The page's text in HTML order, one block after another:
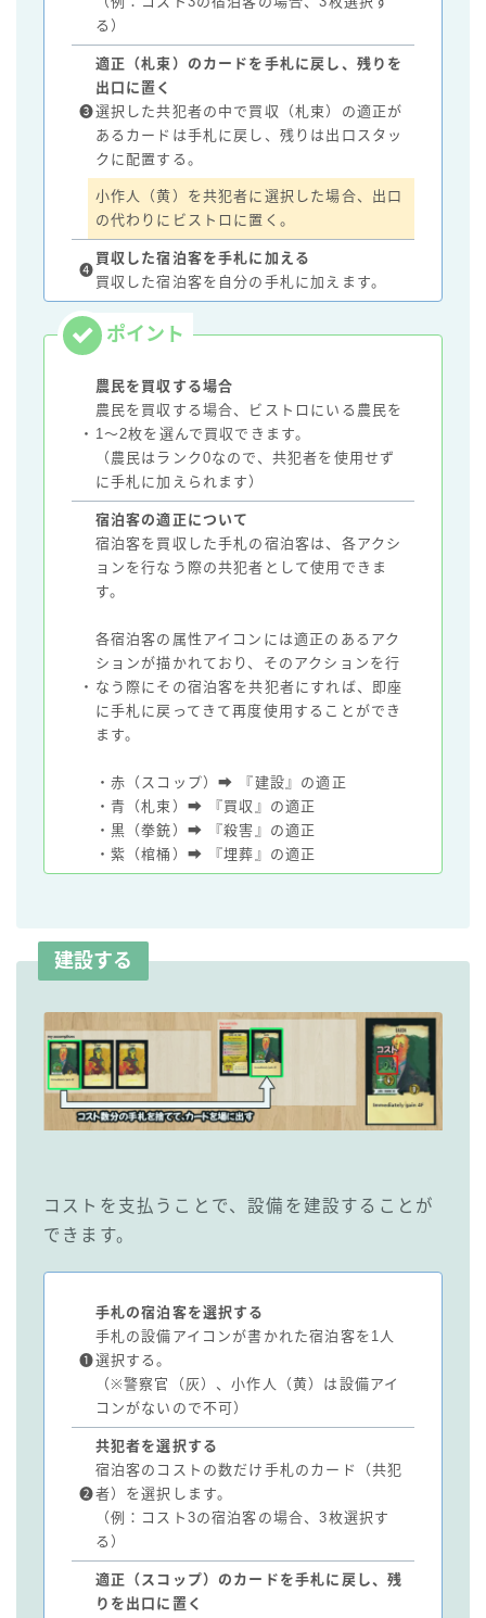
る）
❸
適正（札束）のカードを手札に戻し、残りを
出口に置く
選択した共犯者の中で買収（札束）の適正が
あるカードは手札に戻し、残りは出口スタッ
クに配置する。
小作人（黄）を共犯者に選択した場合、出口
の代わりにビストロに置く。
❹
買収した宿泊客を手札に加える
買収した宿泊客を自分の手札に加えます。
・
農民を買収する場合
農民を買収する場合、ビストロにいる農民を
1～2枚を選んで買収できます。
（農民はランク0なので、共犯者を使用せず
に手札に加えられます）
・
宿泊客の適正について
宿泊客を買収した手札の宿泊客は、各アクシ
ョンを行なう際の共犯者として使用できま
す。
各宿泊客の属性アイコンには適正のあるアク
ションが描かれており、そのアクションを行
なう際にその宿泊客を共犯者にすれば、即座
に手札に戻ってきて再度使用することができ
ます。
・赤（スコップ）➡ 『建設』の適正
・青（札束）➡ 『買収』の適正
・黒（拳銃）➡ 『殺害』の適正
・紫（棺桶）➡ 『埋葬』の適正
建設する
コストを支払うことで、設備を建設することが
できます。
❶
手札の宿泊客を選択する
手札の設備アイコンが書かれた宿泊客を1人
選択する。
（※警察官（灰）、小作人（黄）は設備アイ
コンがないので不可）
❷
共犯者を選択する
宿泊客のコストの数だけ手札のカード（共犯
者）を選択します。
（例：コスト3の宿泊客の場合、3枚選択す
る）
適正（スコップ）のカードを手札に戻し、残
りを出口に置く